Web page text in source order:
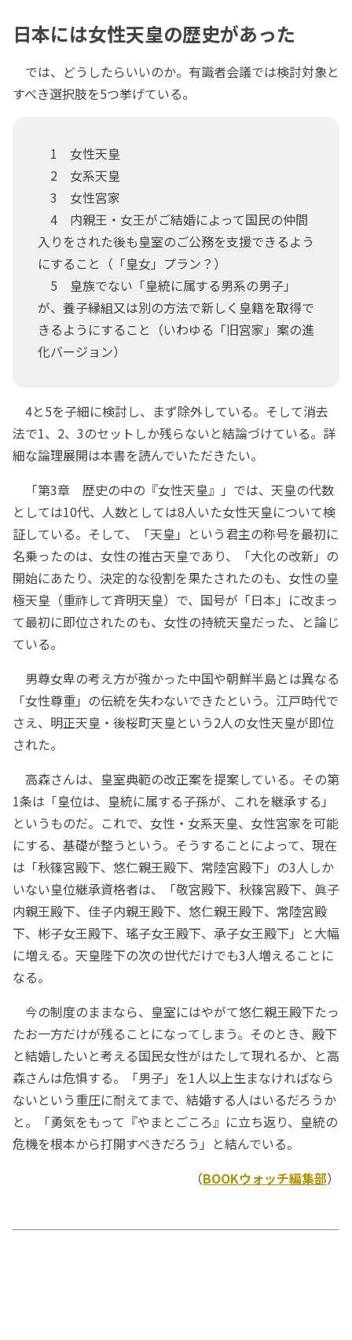
日本には女性天皇の歴史があった
では、どうしたらいいのか。有識者会議では検討対象と
すべき選択肢を5つ挙げている。
1 女性天皇
2 女系天皇
3 女性宮家
4 内親王・女王がご結婚によって国民の仲間
入りをされた後も皇室のご公務を支援できるよう
にすること（「皇女」プラン？）
5 皇族でない「皇統に属する男系の男子」
が、養子縁組又は別の方法で新しく皇籍を取得で
きるようにすること（いわゆる「旧宮家」案の進
化バージョン）
4と5を子細に検討し、まず除外している。そして消去
法で1、2、3のセットしか残らないと結論づけている。詳
細な論理展開は本書を読んでいただきたい。
「第3章 歴史の中の『女性天皇』」では、天皇の代数
としては10代、人数としては8人いた女性天皇について検
証している。そして、「天皇」という君主の称号を最初に
名乗ったのは、女性の推古天皇であり、「大化の改新」の
開始にあたり、決定的な役割を果たされたのも、女性の皇
極天皇（重祚して斉明天皇）で、国号が「日本」に改まっ
て最初に即位されたのも、女性の持統天皇だった、と論じ
ている。
男尊女卑の考え方が強かった中国や朝鮮半島とは異なる
「女性尊重」の伝統を失わないできたという。江戸時代で
さえ、明正天皇・後桜町天皇という2人の女性天皇が即位
された。
高森さんは、皇室典範の改正案を提案している。その第
1条は「皇位は、皇統に属する子孫が、これを継承する」
というものだ。これで、女性・女系天皇、女性宮家を可能
にする、基礎が整うという。そうすることによって、現在
は「秋篠宮殿下、悠仁親王殿下、常陸宮殿下」の3人しか
いない皇位継承資格者は、「敬宮殿下、秋篠宮殿下、眞子
内親王殿下、佳子内親王殿下、悠仁親王殿下、常陸宮殿
下、彬子女王殿下、瑤子女王殿下、承子女王殿下」と大幅
に増える。天皇陛下の次の世代だけでも3人増えることに
なる。
今の制度のままなら、皇室にはやがて悠仁親王殿下たっ
たお一方だけが残ることになってしまう。そのとき、殿下
と結婚したいと考える国民女性がはたして現れるか、と高
森さんは危惧する。「男子」を1人以上生まなければなら
ないという重圧に耐えてまで、結婚する人はいるだろうか
と。「勇気をもって『やまとごころ』に立ち返り、皇統の
危機を根本から打開すべきだろう」と結んでいる。
（BOOKウォッチ編集部）